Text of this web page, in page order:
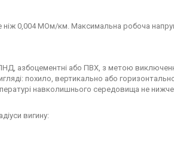
ніж 0,004 МОм/км. Максимальна робоча
азбоцементні або ПВХ, з метою
похило, вертикально або
навколишнього середовища не нижче
вигину: